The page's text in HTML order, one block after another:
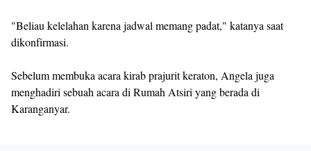
"Beliau kelelahan karena jadwal memang padat," katanya saat
dikonfirmasi.
Sebelum membuka acara kirab prajurit keraton, Angela juga
menghadiri sebuah acara di Rumah Atsiri yang berada di
Karanganyar.